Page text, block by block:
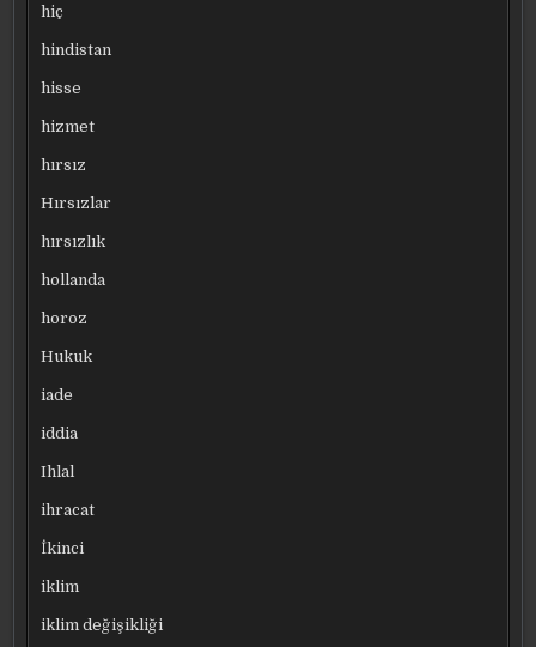
hiç
hindistan
hisse
hizmet
hırsız
Hırsızlar
hırsızlık
hollanda
horoz
Hukuk
iade
iddia
Ihlal
ihracat
İkinci
iklim
iklim değişikliği